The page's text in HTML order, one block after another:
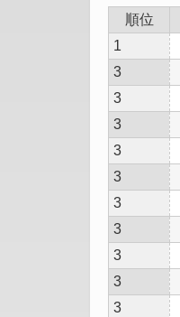
順位
1
3
3
3
3
3
3
3
3
3
3